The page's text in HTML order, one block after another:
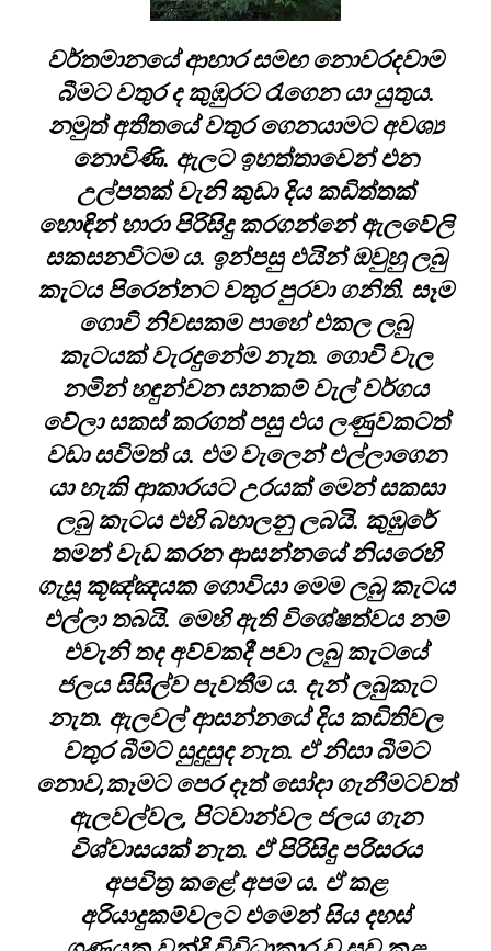
වර්තමානයේ ආහාර සමඟ නොවරදවාම
බීමට වතුර ද කුඹුරට රැගෙන යා යුතුය.
නමුත් අතීතයේ වතුර ගෙනයාමට අවශ්‍ය
නොවිණි. ඇලට ඉහත්තාවෙන් එන
උල්පතක් වැනි කුඩා දිය කඩිත්තක්
හොඳින් හාරා පිරිසිදු කරගන්නේ ඇලවේලි
සකසනවිටම ය. ඉන්පසු එයින් ඔවුහු ලබු
කැටය පිරෙන්නට වතුර පුරවා ගනිති. සෑම
ගොවි නිවසකම පාහේ එකල ලබු
කැටයක් වැරදුනේම නැත. ගොවි වැල
නමින් හඳුන්වන ඝනකම් වැල් වර්ගය
වේලා සකස් කරගත් පසු එය ලණුවකටත්
වඩා සවිමත් ය. එම වැලෙන් එල්ලාගෙන
යා හැකි ආකාරයට උරයක් මෙන් සකසා
ලබු කැටය එහි බහාලනු ලබයි. කුඹුරේ
තමන් වැඩ කරන ආසන්නයේ නියරෙහි
ගැසූ කූඤ්ඤයක ගොවියා මෙම ලබු කැටය
එල්ලා තබයි. මෙහි ඇති විශේෂත්වය නම්
එවැනි තද අව්වකදී පවා ලබු කැටයේ
ජලය සිසිල්ව පැවතීම ය. දැන් ලබුකැට
නැත. ඇලවල් ආසන්නයේ දිය කඩිතිවල
වතුර බීමට සුදුසුද නැත. ඒ නිසා බීමට
නොව,කෑමට පෙර දෑත් සෝදා ගැනීමටවත්
ඇලවල්වල, පිටවාන්වල ජලය ගැන
විශ්වාසයක් නැත. ඒ පිරිසිදු පරිසරය
අපවිත්‍ර කළේ අපම ය. ඒ කළ
අරියාදුකම්වලට එමෙන් සිය දහස්